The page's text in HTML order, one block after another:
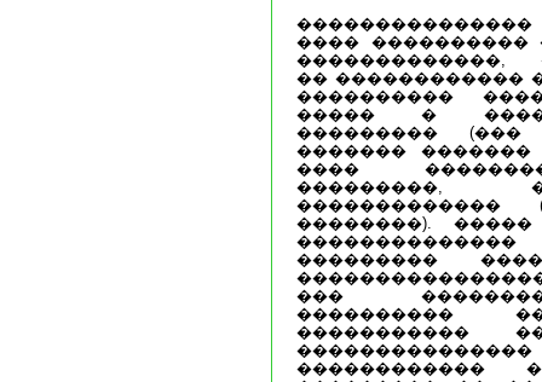
���� ����������
�������������,
�� ������������
����������
����� �
���������
������� �������
����
���������,
�������������
��������).
���������
���
����������
�����������
������������